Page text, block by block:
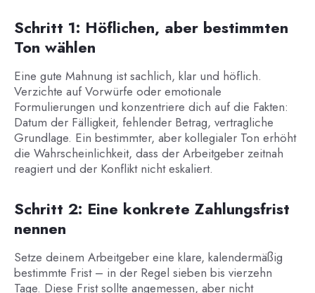
Schritt 1: Höflichen, aber bestimmten
Ton wählen
Eine gute Mahnung ist sachlich, klar und höflich.
Verzichte auf Vorwürfe oder emotionale
Formulierungen und konzentriere dich auf die Fakten:
Datum der Fälligkeit, fehlender Betrag, vertragliche
Grundlage. Ein bestimmter, aber kollegialer Ton erhöht
die Wahrscheinlichkeit, dass der Arbeitgeber zeitnah
reagiert und der Konflikt nicht eskaliert.
Schritt 2: Eine konkrete Zahlungsfrist
nennen
Setze deinem Arbeitgeber eine klare, kalendermäßig
bestimmte Frist – in der Regel sieben bis vierzehn
Tage. Diese Frist sollte angemessen, aber nicht